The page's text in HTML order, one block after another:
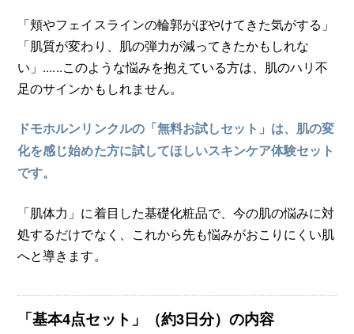
「頬やフェイスラインの輪郭がぼやけてきた気がする」
「肌質が変わり、肌の弾力が減ってきたかもしれな
い」......このような悩みを抱えている方は、肌のハリ不
足のサインかもしれません。
ドモホルンリンクルの「無料お試しセット」は、肌の変
化を感じ始めた方に試してほしいスキンケア体験セット
です。
「肌体力」に着目した基礎化粧品で、今の肌の悩みに対
処するだけでなく、これから先も悩みがおこりにくい肌
へと導きます。
「基本4点セット」（約3日分）の内容